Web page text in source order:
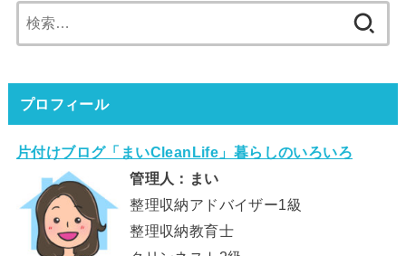
索:
プロフィール
片付けブログ「まいCleanLife」暮らしのいろいろ
管理人：まい
整理収納アドバイザー1級
整理収納教育士